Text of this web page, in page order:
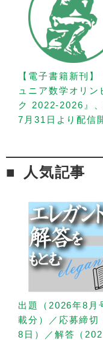
【電子書籍新刊】
ュニア数学オリン
ク 2022-2026』
7月31日より配信
人気記事
出題（2026年8月
載分）／応募締切
8日）／解答（